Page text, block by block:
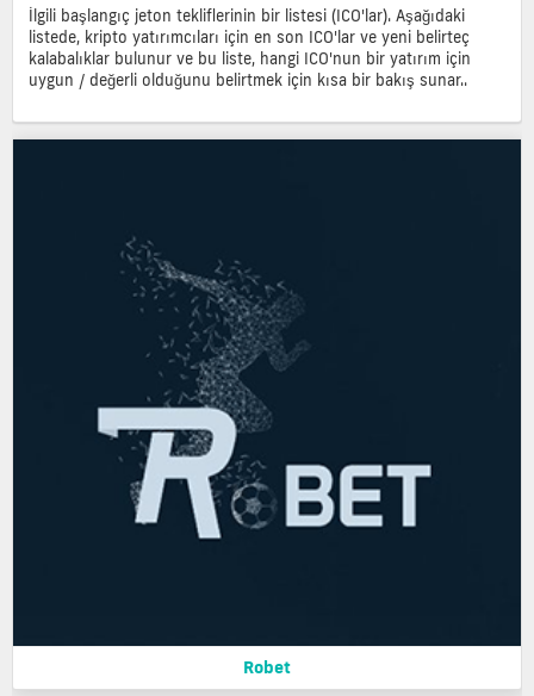
İlgili başlangıç jeton tekliflerinin bir listesi (ICO'lar). Aşağıdaki
listede, kripto yatırımcıları için en son ICO'lar ve yeni belirteç
kalabalıklar bulunur ve bu liste, hangi ICO'nun bir yatırım için
uygun / değerli olduğunu belirtmek için kısa bir bakış sunar..
Robet